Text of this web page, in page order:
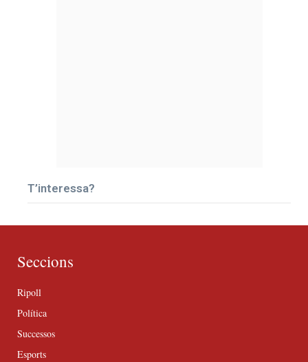
T’interessa?
Seccions
Ripoll
Política
Successos
Esports